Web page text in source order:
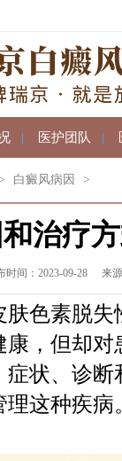
| 医护团队 |
白癜风病因 >
治疗
间：2023-09-28 来
色素脱失
，但却
状、诊
这种疾